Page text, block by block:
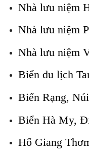
Nhà lưu niệm
Nhà lưu niệm
Nhà lưu niệm
Biển du lịch
Biển Rạng,
Biển Hà My,
Hố Giang